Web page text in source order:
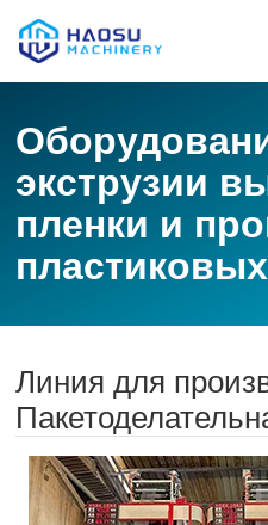
экструзии
пленки и
Линия для